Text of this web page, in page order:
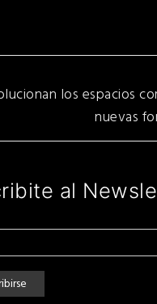
los espacios
nuevas
al